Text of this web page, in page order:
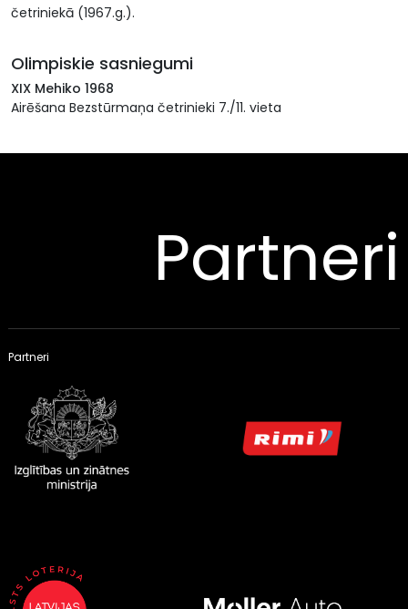
četriniekā (1967.g.).
Olimpiskie sasniegumi
XIX Mehiko 1968
Airēšana Bezstūrmaņa četrinieki 7./11. vieta
Partneri
Partneri